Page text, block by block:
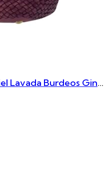
Bolso De Mano Italiano Piel Lavada Burdeos Ginevra